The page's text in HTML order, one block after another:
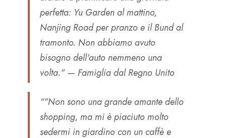
perfetta: Yu Garden al mattino,
Nanjing Road per pranzo e il Bund al
tramonto. Non abbiamo avuto
bisogno dell'auto nemmeno una
volta." — Famiglia dal Regno Unito
“"Non sono una grande amante dello
shopping, ma mi è piaciuto molto
sedermi in giardino con un caffè e